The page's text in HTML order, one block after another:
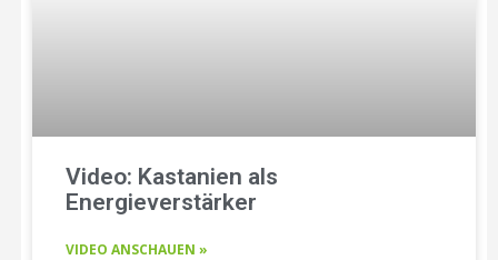
Video: Kastanien als
Energieverstärker
VIDEO ANSCHAUEN »